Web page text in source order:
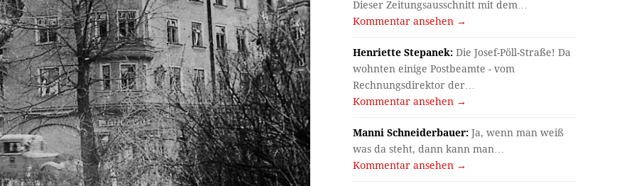
Dieser Zeitungsausschnitt mit dem…
Kommentar ansehen →
Henriette Stepanek: Die Josef-Pöll-Straße! Da
wohnten einige Postbeamte - vom
Rechnungsdirektor der…
Kommentar ansehen →
Manni Schneiderbauer: Ja, wenn man weiß
was da steht, dann kann man…
Kommentar ansehen →